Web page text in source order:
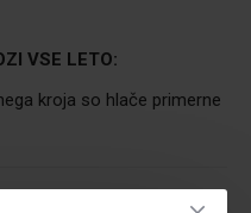
VSE LETO:
kroja so hlače primerne